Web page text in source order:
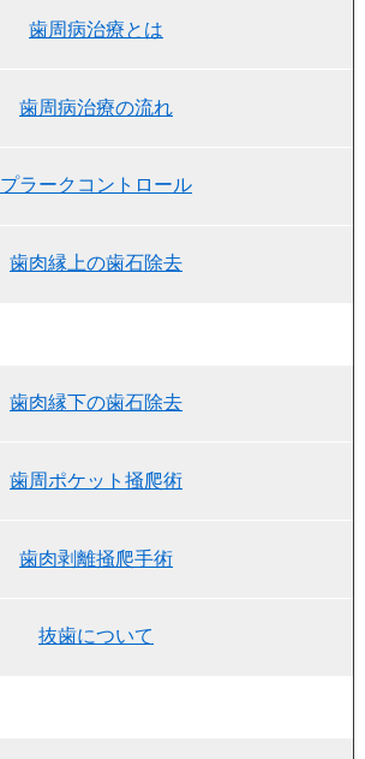
歯周病治療とは
歯周病治療の流れ
プラークコントロール
歯肉縁上の歯石除去
歯肉縁下の歯石除去
歯周ポケット掻爬術
歯肉剥離掻爬手術
抜歯について